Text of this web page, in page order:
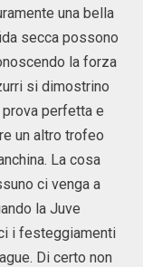
una bella
secca possono
la forza
si dimostrino
perfetta e
un altro trofeo
La cosa
ci venga a
la Juve
i festeggiamenti
Di certo non